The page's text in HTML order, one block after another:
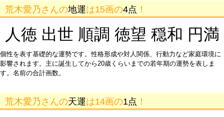
荒木愛乃さんの地運は15画の4点 ！
人徳 出世 順調 徳望 穏和 円満
個性を表す基礎的な運勢です。性格形成や対人関係、行動力など家庭環境に
影響されます。主に誕生してから20歳くらいまでの若年期の運勢を表しま
す。名前の合計画数。
荒木愛乃さんの天運は14画の1点 ！